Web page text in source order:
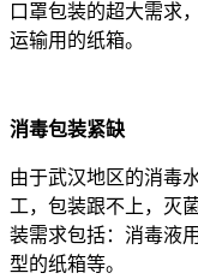
口罩包装的超大需求
运输用的纸箱。
消毒包装紧缺
由于武汉地区的消毒
工，包装跟不上，灭
装需求包括：消毒液
型的纸箱等。